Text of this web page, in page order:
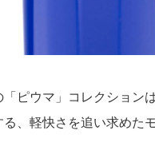
「ピウマ」コレクション
、軽快さを追い求めた